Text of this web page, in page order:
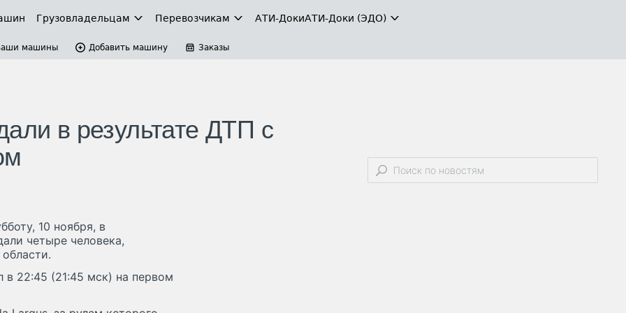
Грузовладельцам Перевозчикам АТИ-ДокиАТИ-Доки (ЭДО)
машины Добавить машину Заказы
в результате ДТП с
10 ноября, в
четыре человека,
в 22:45 (21:45 мск) на первом